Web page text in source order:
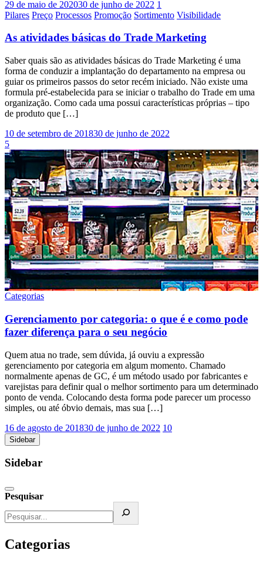
29 de maio de 202030 de junho de 2022 1
Pilares Preço Processos Promoção Sortimento Visibilidade
As atividades básicas do Trade Marketing
Saber quais são as atividades básicas do Trade Marketing é uma
forma de conduzir a implantação do departamento na empresa ou
guiar os primeiros passos do setor recém iniciado. Não existe uma
formula pré-estabelecida para se iniciar o trabalho do Trade em uma
organização. Como cada uma possui características próprias – tipo
de produto que […]
10 de setembro de 201830 de junho de 2022
5
Categorias
Gerenciamento por categoria: o que é e como pode
fazer diferença para o seu negócio
Quem atua no trade, sem dúvida, já ouviu a expressão
gerenciamento por categoria em algum momento. Chamado
normalmente apenas de GC, é um método usado por fabricantes e
varejistas para definir qual o melhor sortimento para um determinado
ponto de venda. Colocando desta forma pode parecer um processo
simples, ou até óbvio demais, mas sua […]
16 de agosto de 201830 de junho de 2022 10
Sidebar
Sidebar
Pesquisar
Categorias